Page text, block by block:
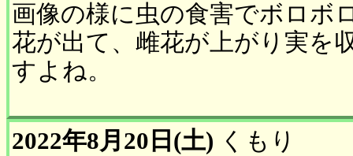
画像の様に虫の食害でボロボ
花が出て、雌花が上がり実を
すよね。
2022年8月20日(土) くもり